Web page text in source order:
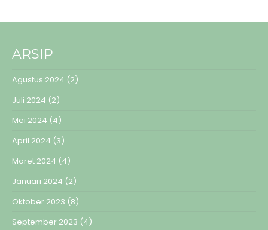
ARSIP
Agustus 2024 (2)
Juli 2024 (2)
Mei 2024 (4)
April 2024 (3)
Maret 2024 (4)
Januari 2024 (2)
Oktober 2023 (8)
September 2023 (4)